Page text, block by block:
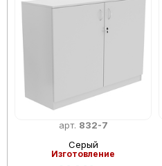
арт. 832-7
Серый
Изготовление